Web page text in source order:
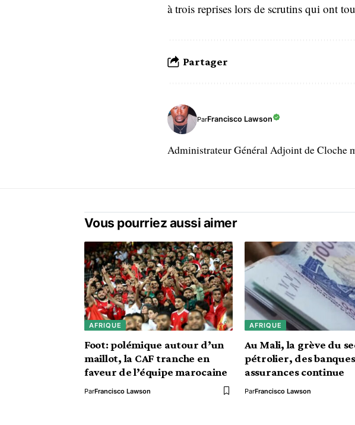
à trois reprises lors de scrutins qui ont
Partager
ParFrancisco Lawson
Administrateur Général Adjoint de Cloche
Vous pourriez aussi aimer
AFRIQUE
Foot: polémique autour d’un
maillot, la CAF tranche en
faveur de l’équipe marocaine
ParFrancisco Lawson
AFRIQUE
Au Mali, la grève du
pétrolier, des
assurances continue
ParFrancisco Lawson